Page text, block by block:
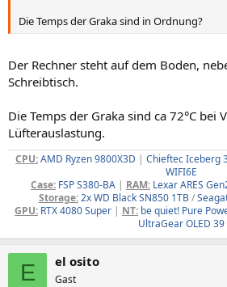
Die Temps der Graka sind in Ordnung?
Der Rechner steht auf dem Boden,
Schreibtisch.
Die Temps der Graka sind ca 72°C bei
Lüfterauslastung.
CPU:AMD Ryzen 9800X3D | Chieftec Iceberg
WIFI6E
Case: FSP S380-BA | RAM: Lexar ARES
Storage: 2x WD Black SN850 1TB/
GPU: RTX 4080 Super | NT: be quiet! Pure
UltraGear OLED 39
E el osito
Gast